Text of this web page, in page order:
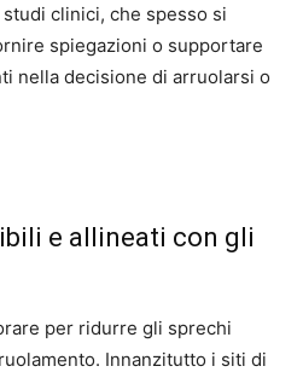
clinici, che spesso si
spiegazioni o supportare
nella decisione di arruolarsi o
e allineati con gli
per ridurre gli sprechi
Innanzitutto i siti di